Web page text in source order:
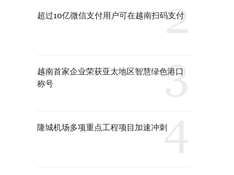
超过10亿微信支付用户可在越南扫码支付
越南首家企业荣获亚太地区智慧绿色港口
称号
隆城机场多项重点工程项目加速冲刺